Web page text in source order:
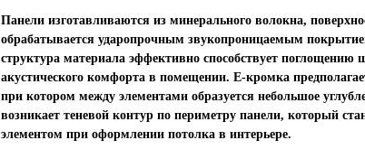
Панели изготавливаются из минерального волокна,
обрабатывается ударопрочным звукопроницаемым
структура материала эффективно способствует поглощению
акустического комфорта в помещении. Е-кромка
при котором между элементами образуется небольшое
возникает теневой контур по периметру панели, который
элементом при оформлении потолка в интерьере.